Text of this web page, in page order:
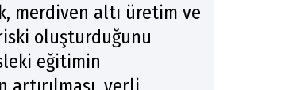
merdiven altı üretim ve
oluşturduğunu
eğitimin